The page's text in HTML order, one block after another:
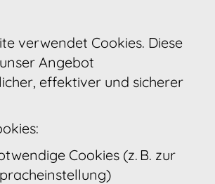
verwendet Cookies. Diese
Angebot
effektiver und sicherer
Cookies (z. B. zur